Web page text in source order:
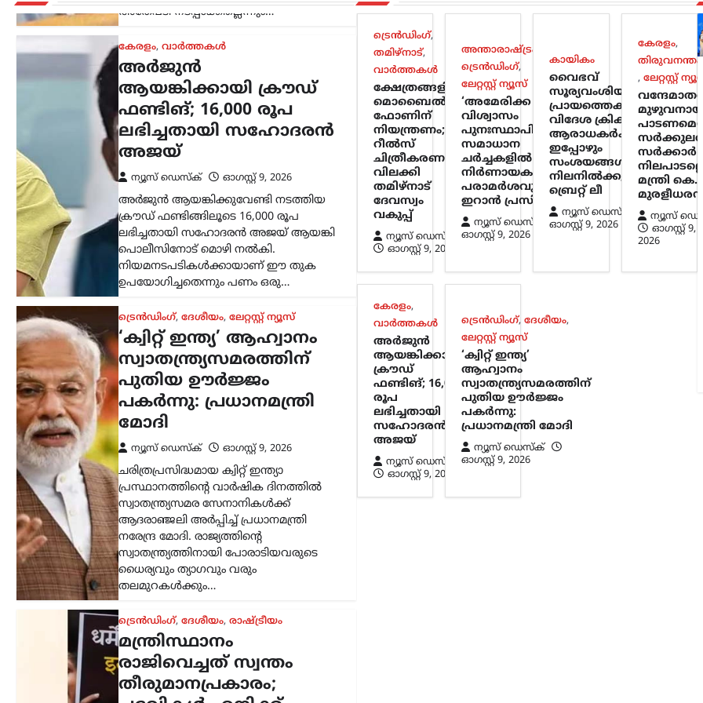
അതേപടി നടപ്പാക്കില്ലെന്നും…
കേരളം, വാർത്തകൾ
അർജുൻ
ആയങ്കിക്കായി ക്രൗഡ്
ഫണ്ടിങ്; 16,000 രൂപ
ലഭിച്ചതായി സഹോദരൻ
അജയ്
ന്യൂസ് ഡെസ്ക് ഓഗസ്റ്റ്‌ 9, 2026
അർജുൻ ആയങ്കിക്കുവേണ്ടി നടത്തിയ
ക്രൗഡ് ഫണ്ടിങ്ങിലൂടെ 16,000 രൂപ
ലഭിച്ചതായി സഹോദരൻ അജയ് ആയങ്കി
പൊലീസിനോട് മൊഴി നൽകി.
നിയമനടപടികൾക്കായാണ് ഈ തുക
ഉപയോഗിച്ചതെന്നും പണം ഒരു…
ട്രെൻഡിംഗ്, ദേശീയം, ലേറ്റസ്റ്റ് ന്യൂസ്
‘ക്വിറ്റ് ഇന്ത്യ’ ആഹ്വാനം
സ്വാതന്ത്ര്യസമരത്തിന്
പുതിയ ഊർജ്ജം
പകർന്നു: പ്രധാനമന്ത്രി
മോദി
ന്യൂസ് ഡെസ്ക് ഓഗസ്റ്റ്‌ 9, 2026
ചരിത്രപ്രസിദ്ധമായ ക്വിറ്റ് ഇന്ത്യാ
പ്രസ്ഥാനത്തിന്റെ വാർഷിക ദിനത്തിൽ
സ്വാതന്ത്ര്യസമര സേനാനികൾക്ക്
ആദരാഞ്ജലി അർപ്പിച്ച് പ്രധാനമന്ത്രി
നരേന്ദ്ര മോദി. രാജ്യത്തിന്റെ
സ്വാതന്ത്ര്യത്തിനായി പോരാടിയവരുടെ
ധൈര്യവും ത്യാഗവും വരും
തലമുറകൾക്കും…
ട്രെൻഡിംഗ്, ദേശീയം, രാഷ്ട്രീയം
മന്ത്രിസ്ഥാനം
രാജിവെച്ചത് സ്വന്തം
തീരുമാനപ്രകാരം;
ട്രെൻഡിംഗ്,
തമിഴ്നാട്,
വാർത്തകൾ
ക്ഷേത്രങ്ങളിൽ
മൊബൈൽ
ഫോണിന്
നിയന്ത്രണം;
റീൽസ്
ചിത്രീകരണം
വിലക്കി
തമിഴ്നാട്
ദേവസ്വം
വകുപ്പ്
ന്യൂസ് ഡെസ്ക്
ഓഗസ്റ്റ്‌ 9, 2026
അന്താരാഷ്ട്രം
ട്രെൻഡിംഗ്,
ലേറ്റസ്റ്റ് ന്യൂസ്
‘അമേരിക്ക
വിശ്വാസം
പുനഃസ്ഥാപിക്കണം’;
സമാധാന
ചർച്ചകളിൽ
നിർണായക
പരാമർശവുമായി
ഇറാൻ പ്രസിഡന്റ്
ന്യൂസ് ഡെസ്ക്
ഓഗസ്റ്റ്‌ 9, 2026
കായികം
വൈഭവ്
സൂര്യവംശിയുടെ
പ്രായത്തെക്കുറിച്ച്
വിദേശ ക്രിക്കറ്റ്
ആരാധകർക്കിടയിൽ
ഇപ്പോഴും
സംശയങ്ങൾ
നിലനിൽക്കുന്നു:
ബ്രെറ്റ് ലീ
ന്യൂസ് ഡെസ്ക്
ഓഗസ്റ്റ്‌ 9, 2026
കേരളം,
, ലേറ്റസ്റ്റ് ന്യൂസ്
മുഴുവനായി
സർക്കുലർ;
സർക്കാർ
മന്ത്രി കെ.
മുരളീധരൻ
ന്യൂസ്
ഓഗസ്റ്റ്‌ 9,
2026
കേരളം,
വാർത്തകൾ
അർജുൻ
ആയങ്കിക്കായി
ക്രൗഡ്
ഫണ്ടിങ്; 16,000
രൂപ
ലഭിച്ചതായി
സഹോദരൻ
അജയ്
ന്യൂസ് ഡെസ്ക്
ഓഗസ്റ്റ്‌ 9, 2026
ട്രെൻഡിംഗ്, ദേശീയം,
ലേറ്റസ്റ്റ് ന്യൂസ്
‘ക്വിറ്റ് ഇന്ത്യ’
ആഹ്വാനം
സ്വാതന്ത്ര്യസമരത്തിന്
പുതിയ ഊർജ്ജം
പകർന്നു:
പ്രധാനമന്ത്രി മോദി
ന്യൂസ് ഡെസ്ക്
ഓഗസ്റ്റ്‌ 9, 2026